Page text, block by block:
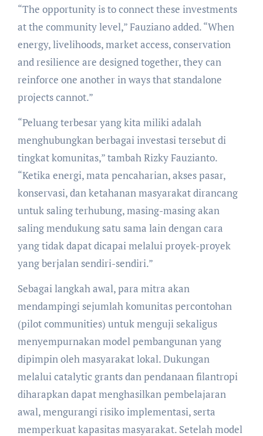
“The opportunity is to connect these investments
at the community level,” Fauziano added. “When
energy, livelihoods, market access, conservation
and resilience are designed together, they can
reinforce one another in ways that standalone
projects cannot.”
“Peluang terbesar yang kita miliki adalah
menghubungkan berbagai investasi tersebut di
tingkat komunitas,” tambah Rizky Fauzianto.
“Ketika energi, mata pencaharian, akses pasar,
konservasi, dan ketahanan masyarakat dirancang
untuk saling terhubung, masing-masing akan
saling mendukung satu sama lain dengan cara
yang tidak dapat dicapai melalui proyek-proyek
yang berjalan sendiri-sendiri.”
Sebagai langkah awal, para mitra akan
mendampingi sejumlah komunitas percontohan
(pilot communities) untuk menguji sekaligus
menyempurnakan model pembangunan yang
dipimpin oleh masyarakat lokal. Dukungan
melalui catalytic grants dan pendanaan filantropi
diharapkan dapat menghasilkan pembelajaran
awal, mengurangi risiko implementasi, serta
memperkuat kapasitas masyarakat. Setelah model